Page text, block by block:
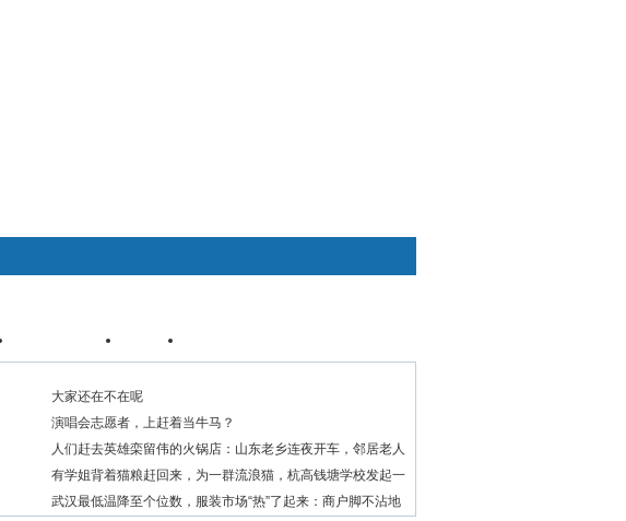
日语聊天室 资讯
大家还在不在呢
演唱会志愿者，上赶着当牛马？
人们赶去英雄栾留伟的火锅店：山东老乡连夜开车，邻居老人
来了六
有学姐背着猫粮赶回来，为一群流浪猫，杭高钱塘学校发起一
场暖心
武汉最低温降至个位数，服装市场“热”了起来：商户脚不沾地